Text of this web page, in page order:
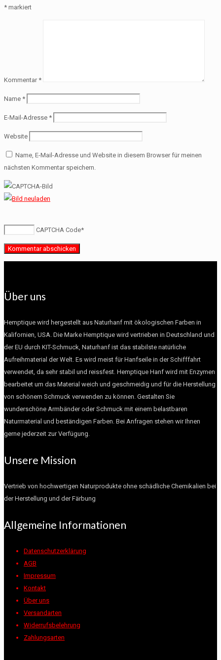
* markiert
Kommentar *
Name *
E-Mail-Adresse *
Website
Name, E-Mail-Adresse und Website in diesem Browser für meinen
nächsten Kommentar speichern.
CAPTCHA Code*
Über uns
Hemptique wird hergestellt aus Naturhanf mit ökologischen Farben in
Kalifornien, USA. Die Marke Hemptique wird vertrieben in Deutschland und
der EU durch KIT-Schmuck, Naturhanf ist das stabilste natürliche
Aufreihmaterial der Welt. Es wird meist für Hanfseile in der Schifffahrt
verwendet, da sehr stabil und reissfest. Hemptique Hanf wird mit Enzymen
bearbeitet um das Material weich und geschmeidig und für die Herstellung
von schönem Schmuck verwenden zu können. Gestalten Sie
wunderschöne Armbänder oder Schmuck mit einem belastbaren
Naturmaterial und beständigen Farben. Bei Anfragen stehen wir Ihnen
gerne jederzeit zur Verfügung.
Unsere Mission
Vertrieb von hochwertigen Naturprodukte ohne schädliche Chemikalien bei
der Herstellung und der Färbung
Allgemeine Informationen
Datenschutzerklärung
AGB
Impressum
Kontakt
Über uns
Versandarten
Widerrufsbelehrung
Zahlungsarten